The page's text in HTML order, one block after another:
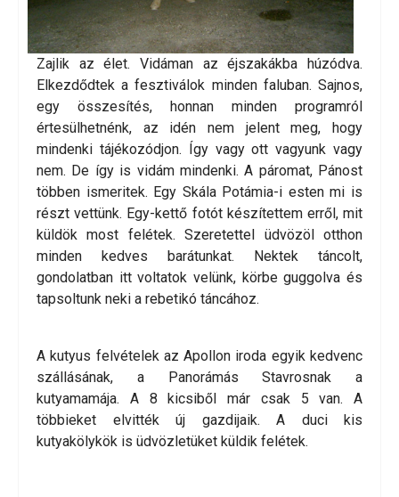
Zajlik az élet. Vidáman az éjszakákba húzódva.
Elkezdődtek a fesztiválok minden faluban. Sajnos,
egy összesítés, honnan minden programról
értesülhetnénk, az idén nem jelent meg, hogy
mindenki tájékozódjon. Így vagy ott vagyunk vagy
nem. De így is vidám mindenki. A páromat, Pánost
többen ismeritek. Egy Skála Potámia-i esten mi is
részt vettünk. Egy-kettő fotót készítettem erről, mit
küldök most felétek. Szeretettel üdvözöl otthon
minden kedves barátunkat. Nektek táncolt,
gondolatban itt voltatok velünk, körbe guggolva és
tapsoltunk neki a rebetikó táncához.
A kutyus felvételek az Apollon iroda egyik kedvenc
szállásának, a Panorámás Stavrosnak a
kutyamamája. A 8 kicsiből már csak 5 van. A
többieket elvitték új gazdijaik. A duci kis
kutyakölykök is üdvözletüket küldik felétek.